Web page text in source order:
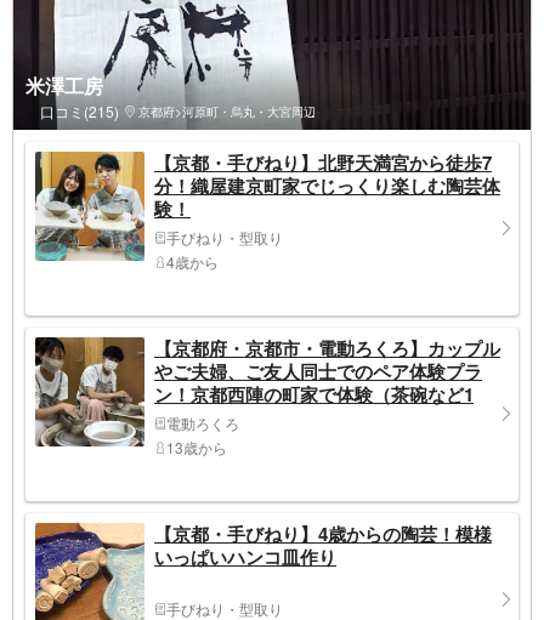
米澤工房
口コミ(215) 京都府>河原町・烏丸・大宮周辺
【京都・手びねり】北野天満宮から徒歩7
分！織屋建京町家でじっくり楽しむ陶芸体
験！
手びねり・型取り
4歳から
【京都府・京都市・電動ろくろ】カップル
やご夫婦、ご友人同士でのペア体験プラ
ン！京都西陣の町家で体験（茶碗など1
個）
電動ろくろ
13歳から
【京都・手びねり】4歳からの陶芸！模様
いっぱいハンコ皿作り
手びねり・型取り